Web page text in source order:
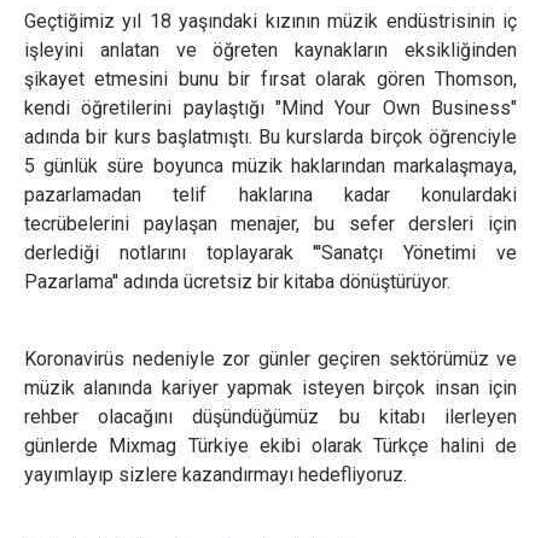
Geçtiğimiz yıl 18 yaşındaki kızının müzik endüstrisinin iç
işleyini anlatan ve öğreten kaynakların eksikliğinden
şikayet etmesini bunu bir fırsat olarak gören Thomson,
kendi öğretilerini paylaştığı "Mind Your Own Business"
adında bir kurs başlatmıştı. Bu kurslarda birçok öğrenciyle
5 günlük süre boyunca müzik haklarından markalaşmaya,
pazarlamadan telif haklarına kadar konulardaki
tecrübelerini paylaşan menajer, bu sefer dersleri için
derlediği notlarını toplayarak '''Sanatçı Yönetimi ve
Pazarlama'' adında ücretsiz bir kitaba dönüştürüyor.
Koronavirüs nedeniyle zor günler geçiren sektörümüz ve
müzik alanında kariyer yapmak isteyen birçok insan için
rehber olacağını düşündüğümüz bu kitabı ilerleyen
günlerde Mixmag Türkiye ekibi olarak Türkçe halini de
yayımlayıp sizlere kazandırmayı hedefliyoruz.